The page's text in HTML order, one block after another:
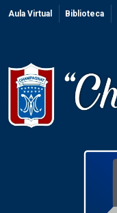
Aula Virtual Biblioteca